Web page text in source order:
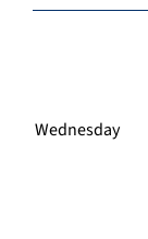
Wednesday